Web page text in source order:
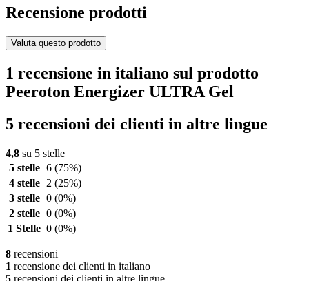
Recensione prodotti
Valuta questo prodotto
1 recensione in italiano sul prodotto
Peeroton Energizer ULTRA Gel
5 recensioni dei clienti in altre lingue
4,8 su 5 stelle
5 stelle 6 (75%)
4 stelle
2 (25%)
3 stelle 0 (0%)
2 stelle 0 (0%)
1 Stelle 0 (0%)
8 recensioni
1 recensione dei clienti in italiano
5 recensioni dei clienti in altre lingue